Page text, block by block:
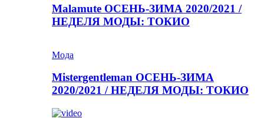
Malamute ОСЕНЬ-ЗИМА 2020/2021 /
НЕДЕЛЯ МОДЫ: ТОКИО
Мода
Mistergentleman ОСЕНЬ-ЗИМА
2020/2021 / НЕДЕЛЯ МОДЫ: ТОКИО